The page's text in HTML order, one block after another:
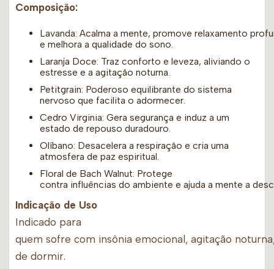
Composição:
Lavanda: Acalma a mente, promove relaxamento
e melhora a qualidade do sono.
Laranja Doce: Traz conforto e leveza, aliviando o
estresse e a agitação noturna.
Petitgrain: Poderoso equilibrante do sistema
nervoso que facilita o adormecer.
Cedro Virginia: Gera segurança e induz a um
estado de repouso duradouro.
Olíbano: Desacelera a respiração e cria uma
atmosfera de paz espiritual.
Floral de Bach Walnut: Protege
contra influências do ambiente e ajuda a mente a
Indicação de Uso
Indicado para
quem sofre com insônia emocional, agitação
de dormir.